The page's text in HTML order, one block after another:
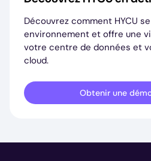
Découvrez comment HYCU
environnement et offre une
votre centre de données et
cloud.
Obtenir une